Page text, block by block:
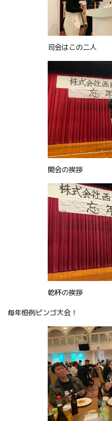
司会はこの二人
開会の挨拶
乾杯の挨拶
毎年恒例ビンゴ大会！